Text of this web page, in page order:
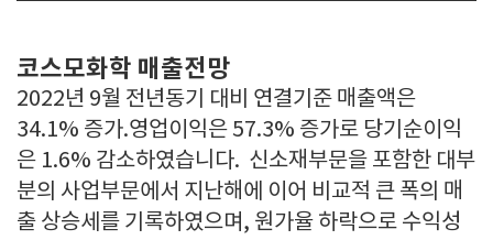
코스모화학 매출전망
2022년 9월 전년동기 대비 연결기준 매출액은
34.1% 증가.영업이익은 57.3% 증가로 당기순이익
은 1.6% 감소하였습니다. 신소재부문을 포함한 대부
분의 사업부문에서 지난해에 이어 비교적 큰 폭의 매
출 상승세를 기록하였으며, 원가율 하락으로 수익성